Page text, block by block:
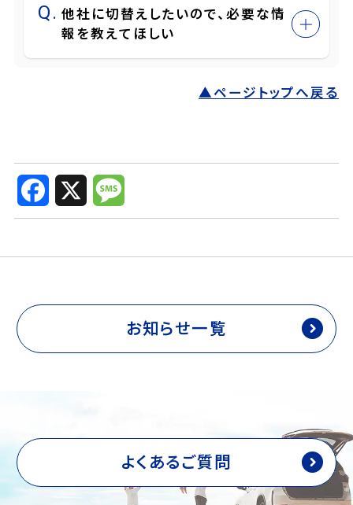
他社に切替えしたいので、必要な情
報を教えてほしい
▲ページトップへ戻る
F
c
e
o
X
M
s
s
e
お知らせ一覧
よくあるご質問